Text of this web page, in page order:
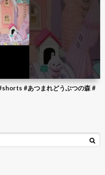
#あつまれどうぶつの森 #